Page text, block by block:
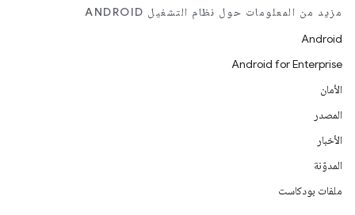
مزيد من المعلومات حول نظام التشغيل ANDROID
Android
Android for Enterprise
الأمان
المصدر
الأخبار
المدوّنة
ملفات بودكاست